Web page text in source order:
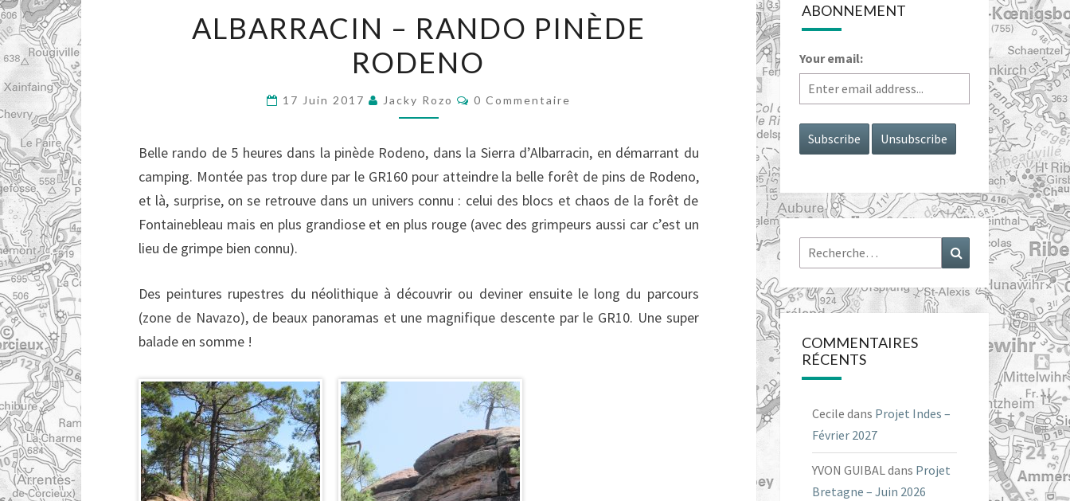
–
RANDO
PINÈDE
RODENO
ALBARRACIN – RANDO PINÈDE
RODENO
17 Juin 2017 Jacky Rozo Commentaires
0 Commentaire
Belle rando de 5 heures dans la pinède Rodeno, dans la Sierra d’Albarracin, en démarrant du
camping. Montée pas trop dure par le GR160 pour atteindre la belle forêt de pins de Rodeno,
et là, surprise, on se retrouve dans un univers connu : celui des blocs et chaos de la forêt de
Fontainebleau mais en plus grandiose et en plus rouge (avec des grimpeurs aussi car c’est un
lieu de grimpe bien connu).
Des peintures rupestres du néolithique à découvrir ou deviner ensuite le long du parcours
(zone de Navazo), de beaux panoramas et une magnifique descente par le GR10. Une super
balade en somme !
ABONNEMENT
Your email:
Rechercher : Recherche
COMMENTAIRES
RÉCENTS
Cecile dans Projet Indes –
Février 2027
YVON GUIBALdans Projet
Bretagne – Juin 2026